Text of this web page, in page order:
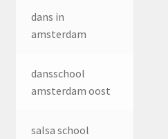
dans in
amsterdam
dansschool
amsterdam oost
salsa school